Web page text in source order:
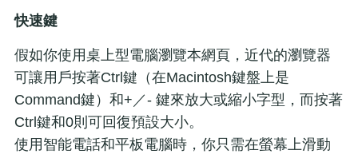
快速鍵
假如你使用桌上型電腦瀏覽本網頁，近代的瀏覽器
可讓用戶按著Ctrl鍵（在Macintosh鍵盤上是
Command鍵）和+／- 鍵來放大或縮小字型，而按著
Ctrl鍵和0則可回復預設大小。
使用智能電話和平板電腦時，你只需在螢幕上滑動